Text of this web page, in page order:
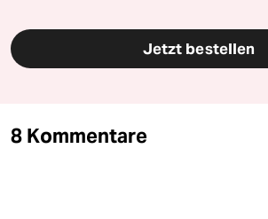
Jetzt bestellen
8 Kommentare